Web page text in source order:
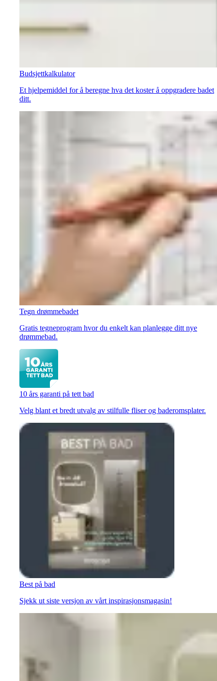
Budsjettkalkulator
Et hjelpemiddel for å beregne hva det koster å oppgradere badet
ditt.
Tegn drømmebadet
Gratis tegneprogram hvor du enkelt kan planlegge ditt nye
drømmebad.
10 års garanti på tett bad
Velg blant et bredt utvalg av stilfulle fliser og baderomsplater.
Best på bad
Sjekk ut siste versjon av vårt inspirasjonsmagasin!